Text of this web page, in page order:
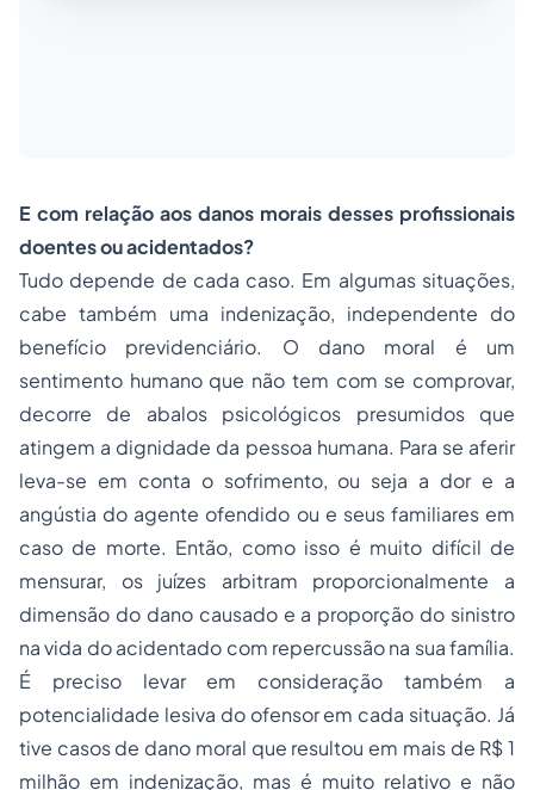
E com relação aos danos morais desses profissionais
doentes ou acidentados?
Tudo depende de cada caso. Em algumas situações,
cabe também uma indenização, independente do
benefício previdenciário. O dano moral é um
sentimento humano que não tem com se comprovar,
decorre de abalos psicológicos presumidos que
atingem a dignidade da pessoa humana. Para se aferir
leva-se em conta o sofrimento, ou seja a dor e a
angústia do agente ofendido ou e seus familiares em
caso de morte. Então, como isso é muito difícil de
mensurar, os juízes arbitram proporcionalmente a
dimensão do dano causado e a proporção do sinistro
na vida do acidentado com repercussão na sua família.
É preciso levar em consideração também a
potencialidade lesiva do ofensor em cada situação. Já
tive casos de dano moral que resultou em mais de R$ 1
milhão em indenização, mas é muito relativo e não